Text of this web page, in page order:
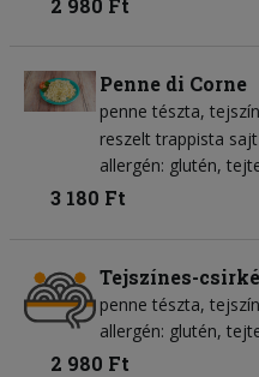
2 980 Ft
Penne di Corne
penne tészta tejszín
reszelt trappista sajt
allergén: glutén,
3 180 Ft
Tejszínes-
penne tészta tejszín
allergén: glutén,
2 980 Ft